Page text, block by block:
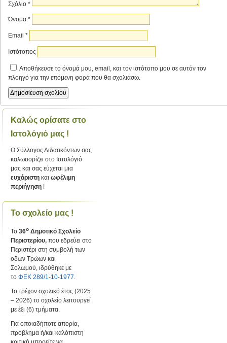
Σχόλιο *
Όνομα *
Email *
Ιστότοπος
Αποθήκευσε το όνομά μου, email, και τον ιστότοπο μου σε αυτόν τον
πλοηγό για την επόμενη φορά που θα σχολιάσω.
Καλώς ορίσατε στο
Ιστολόγιό μας !
Ο Σύλλογος Διδασκόντων σας
καλωσορίζει στο Ιστολόγιό
μας και σας εύχεται μια
ευχάριστη και ωφέλιμη
περιήγηση !
Το σχολείο μας !
Το 36ο Δημοτικό Σχολείο
Περιστερίου, που εδρεύει στο
Περιστέρι στη συμβολή των
οδών Τρώων και
Σολωμού, ιδρύθηκε με
το ΦΕΚ 289/1-10-1977.
Το τρέχον σχολικό έτος (2025
– 2026) το σχολείο λειτουργεί
με έξι (6) τμήματα.
Για οποιαδήποτε απορία,
πρόβλημα ή/και καλόπιστη